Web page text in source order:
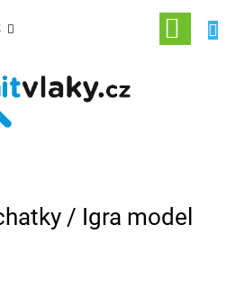
NÁKUPNÍ
KOŠÍK
/ Igra model